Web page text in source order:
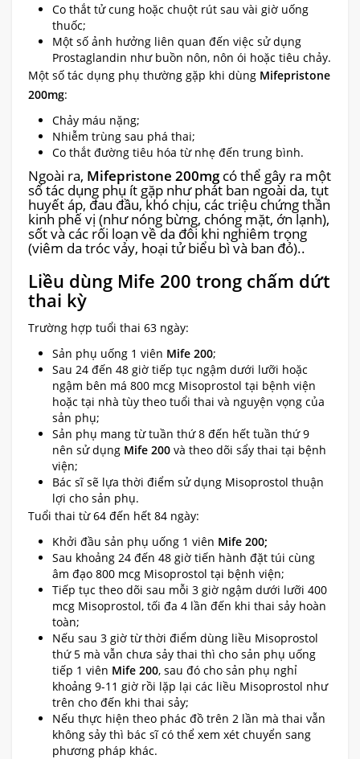
Co thắt tử cung hoặc chuột rút sau vài giờ uống
thuốc;
Một số ảnh hưởng liên quan đến việc sử dụng
Prostaglandin như buồn nôn, nôn ói hoặc tiêu chảy.
Một số tác dụng phụ thường gặp khi dùng Mifepristone
200mg:
Chảy máu nặng;
Nhiễm trùng sau phá thai;
Co thắt đường tiêu hóa từ nhẹ đến trung bình.
Ngoài ra, Mifepristone 200mgcó thể gây ra một
số tác dụng phụ ít gặp như phát ban ngoài da, tụt
huyết áp, đau đầu, khó chịu, các triệu chứng thần
kinh phế vị (như nóng bừng, chóng mặt, ớn lạnh),
sốt và các rối loạn về da đôi khi nghiêm trọng
(viêm da tróc vảy, hoại tử biểu bì và ban đỏ)..
Liều dùng Mife 200 trong chấm dứt
thai kỳ
Trường hợp tuổi thai 63 ngày:
Sản phụ uống 1 viên Mife 200;
Sau 24 đến 48 giờ tiếp tục ngậm dưới lưỡi hoặc
ngậm bên má 800 mcg Misoprostol tại bệnh viện
hoặc tại nhà tùy theo tuổi thai và nguyện vọng của
sản phụ;
Sản phụ mang từ tuần thứ 8 đến hết tuần thứ 9
nên sử dụng Mife 200 và theo dõi sẩy thai tại bệnh
viện;
Bác sĩ sẽ lựa thời điểm sử dụng Misoprostol thuận
lợi cho sản phụ.
Tuổi thai từ 64 đến hết 84 ngày:
Khởi đầu sản phụ uống 1 viên Mife 200;
Sau khoảng 24 đến 48 giờ tiến hành đặt túi cùng
âm đạo 800 mcg Misoprostol tại bệnh viện;
Tiếp tục theo dõi sau mỗi 3 giờ ngậm dưới lưỡi 400
mcg Misoprostol, tối đa 4 lần đến khi thai sảy hoàn
toàn;
Nếu sau 3 giờ từ thời điểm dùng liều Misoprostol
thứ 5 mà vẫn chưa sảy thai thì cho sản phụ uống
tiếp 1 viên Mife 200, sau đó cho sản phụ nghỉ
khoảng 9-11 giờ rồi lặp lại các liều Misoprostol như
trên cho đến khi thai sảy;
Nếu thực hiện theo phác đồ trên 2 lần mà thai vẫn
không sảy thì bác sĩ có thể xem xét chuyển sang
phương pháp khác.